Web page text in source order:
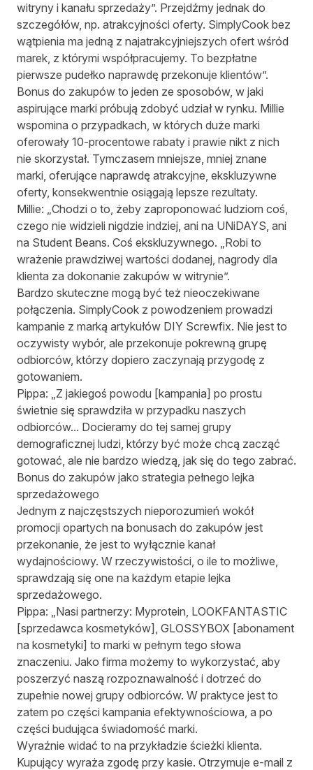
witryny i kanału sprzedaży”. Przejdźmy jednak do
szczegółów, np. atrakcyjności oferty. SimplyCook bez
wątpienia ma jedną z najatrakcyjniejszych ofert wśród
marek, z którymi współpracujemy. To bezpłatne
pierwsze pudełko naprawdę przekonuje klientów”.
Bonus do zakupów to jeden ze sposobów, w jaki
aspirujące marki próbują zdobyć udział w rynku. Millie
wspomina o przypadkach, w których duże marki
oferowały 10-procentowe rabaty i prawie nikt z nich
nie skorzystał. Tymczasem mniejsze, mniej znane
marki, oferujące naprawdę atrakcyjne, ekskluzywne
oferty, konsekwentnie osiągają lepsze rezultaty.
Millie: „Chodzi o to, żeby zaproponować ludziom coś,
czego nie widzieli nigdzie indziej, ani na UNiDAYS, ani
na Student Beans. Coś ekskluzywnego. „Robi to
wrażenie prawdziwej wartości dodanej, nagrody dla
klienta za dokonanie zakupów w witrynie”.
Bardzo skuteczne mogą być też nieoczekiwane
połączenia. SimplyCook z powodzeniem prowadzi
kampanie z marką artykułów DIY Screwfix. Nie jest to
oczywisty wybór, ale przekonuje pokrewną grupę
odbiorców, którzy dopiero zaczynają przygodę z
gotowaniem.
Pippa: „Z jakiegoś powodu [kampania] po prostu
świetnie się sprawdziła w przypadku naszych
odbiorców... Docieramy do tej samej grupy
demograficznej ludzi, którzy być może chcą zacząć
gotować, ale nie bardzo wiedzą, jak się do tego zabrać.
Bonus do zakupów jako strategia pełnego lejka
sprzedażowego
Jednym z najczęstszych nieporozumień wokół
promocji opartych na bonusach do zakupów jest
przekonanie, że jest to wyłącznie kanał
wydajnościowy. W rzeczywistości, o ile to możliwe,
sprawdzają się one na każdym etapie lejka
sprzedażowego.
Pippa: „Nasi partnerzy: Myprotein, LOOKFANTASTIC
[sprzedawca kosmetyków], GLOSSYBOX [abonament
na kosmetyki] to marki w pełnym tego słowa
znaczeniu. Jako firma możemy to wykorzystać, aby
poszerzyć naszą rozpoznawalność i dotrzeć do
zupełnie nowej grupy odbiorców. W praktyce jest to
zatem po części kampania efektywnościowa, a po
części budująca świadomość marki.
Wyraźnie widać to na przykładzie ścieżki klienta.
Kupujący wyraża zgodę przy kasie. Otrzymuje e-mail z